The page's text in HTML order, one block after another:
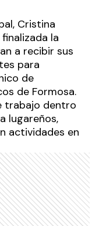
Cristina
la
a recibir sus
para
de
de Formosa.
trabajo dentro
lugareños,
actividades en